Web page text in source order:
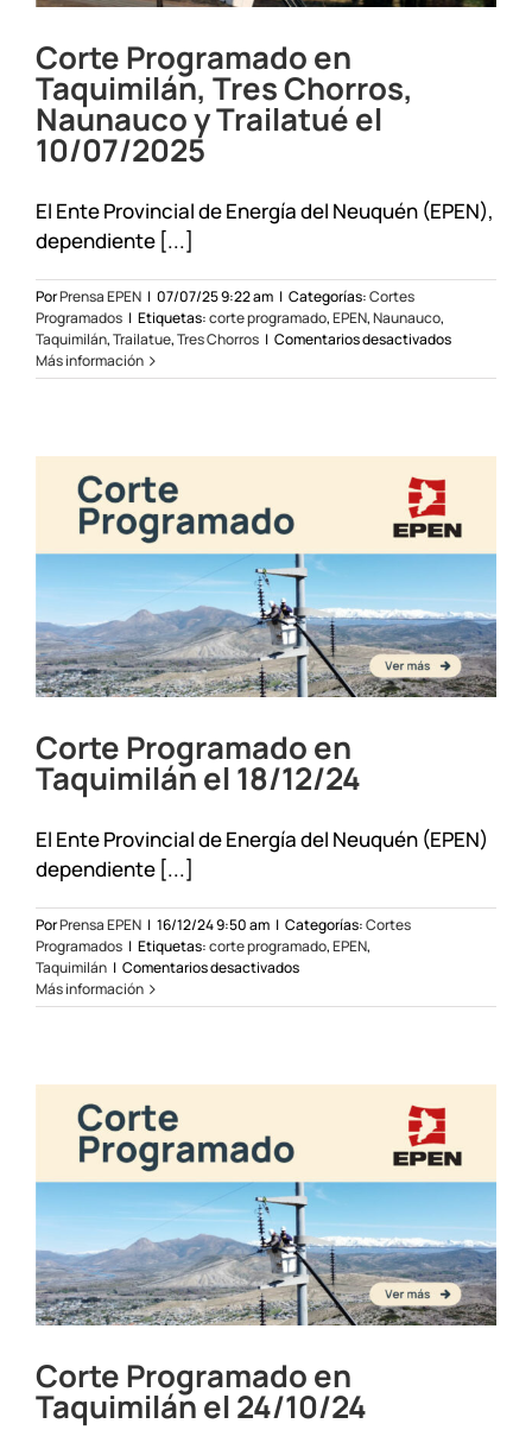
Corte Programado en
Taquimilán, Tres Chorros,
Naunauco y Trailatué el
10/07/2025
El Ente Provincial de Energía del Neuquén (EPEN),
dependiente [...]
PorPrensa EPEN | 07/07/25 9:22 am | Categorías:Cortes
Programados | Etiquetas:corte programado,EPEN,Naunauco,
Taquimilán,Trailatue,Tres Chorros | Comentarios desactivadosen
Programado
Trailatué
el
Más información
Corte Programado en
Taquimilán el 18/12/24
El Ente Provincial de Energía del Neuquén (EPEN)
dependiente [...]
PorPrensa EPEN | 16/12/24 9:50 am | Categorías:Cortes
Programados | Etiquetas:corte programado,EPEN,
Taquimilán | Comentarios desactivadosen
Programado
Más información
Corte Programado en
Taquimilán el 24/10/24